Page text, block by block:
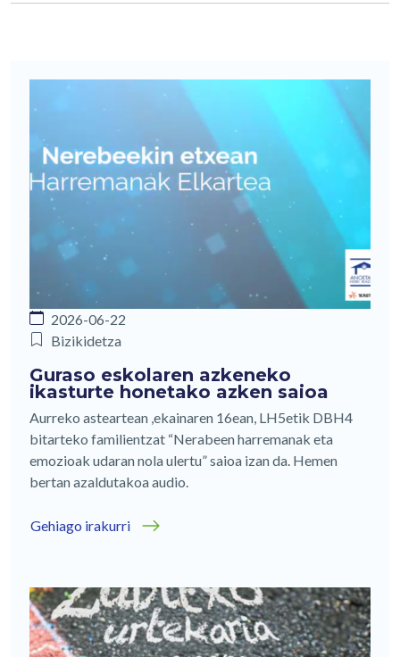
2026-06-22
Bizikidetza
Guraso eskolaren azkeneko
ikasturte honetako azken saioa
Aurreko asteartean ,ekainaren 16ean, LH5etik DBH4
bitarteko familientzat “Nerabeen harremanak eta
emozioak udaran nola ulertu” saioa izan da. Hemen
bertan azaldutakoa audio.
Gehiago irakurri